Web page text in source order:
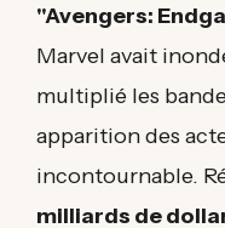
"Avengers:
Marvel avait
multiplié les
apparition des
incontournable.
milliards de